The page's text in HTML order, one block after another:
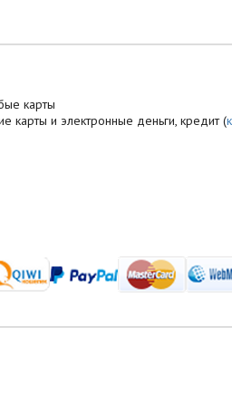
карты
карты и электронные деньги, кредит (